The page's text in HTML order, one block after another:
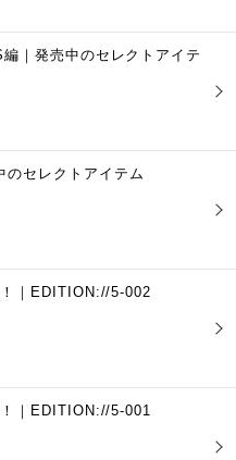
｜発売中のセレクトアイテ
セレクトアイテム
｜EDITION://5-002
｜EDITION://5-001